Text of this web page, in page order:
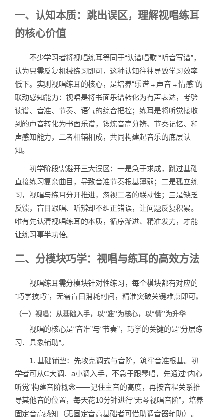
一、认知本质：跳出误区，理解视唱练耳
的核心价值
不少学习者将视唱练耳等同于“认谱唱歌”“听音写谱”，
认为只需反复机械练习即可，这种认知往往导致学习效率
低下。实则视唱练耳的核心，是培养“乐谱→声音→情感”的
联动感知能力：视唱是将书面乐谱转化为有声表达，考验
读谱、音准、节奏、语气的综合把控；练耳是将听觉接收
到的声音转化为书面乐谱，锻炼音高分辨、节奏记忆、和
声感知能力，二者相辅相成，共同构建起音乐的底层认
知。
初学阶段需避开三大误区：一是急于求成，跳过基础
直接练习复杂曲目，导致音准节奏根基薄弱；二是孤立练
习，视唱与练耳分开推进，忽视二者的联动性；三是缺乏
反馈，盲目跟唱、听辨却不纠正错误，让问题反复积累。
唯有先认清视唱练耳的本质，循序渐进、精准发力，才能
让练习事半功倍。
二、分模块巧学：视唱与练耳的高效方法
视唱练耳需分模块针对性练习，每个模块都有对应的
“巧学技巧”，无需盲目消耗时间，精准突破关键难点即可。
（一）视唱：从基础入手，以“准”为核心，以“情”为升华
视唱的核心是“音准”与“节奏”，巧学的关键的是“分层练
习、具象辅助”。
1. 基础铺垫：先攻克调式与音阶，筑牢音准根基。初
学者可从C大调、a小调入手，不急于跟琴唱，先通过“内心
听觉”构建音阶概念——记住主音的高度，再按音程关系推
导其他音的位置，每天花10分钟进行“无琴视唱音阶”，培养
固定音高感知（无固定音高基础者可借助调音器辅助）。